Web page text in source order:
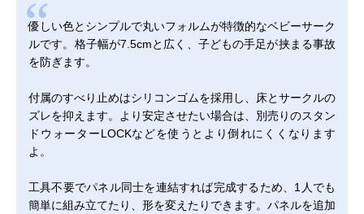
優しい色とシンプルで丸いフォルムが特徴的なベビーサーク
ルです。格子幅が7.5cmと広く、子どもの手足が挟まる事故
を防ぎます。
付属のすべり止めはシリコンゴムを採用し、床とサークルの
ズレを抑えます。より安定させたい場合は、別売りのスタン
ドウォーターLOCKなどを使うとより倒れにくくなります
よ。
工具不要でパネル同士を連結すれば完成するため、1人でも
簡単に組み立てたり、形を変えたりできます。パネルを追加